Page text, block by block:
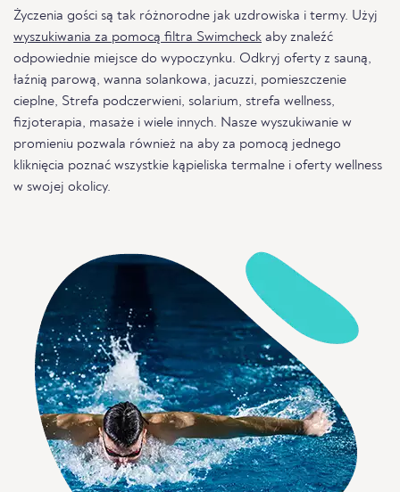
Życzenia gości są tak różnorodne jak uzdrowiska i termy. Użyj
wyszukiwania za pomocą filtra Swimcheck aby znaleźć
odpowiednie miejsce do wypoczynku. Odkryj oferty z sauną,
łaźnią parową, wanna solankowa, jacuzzi, pomieszczenie
cieplne, Strefa podczerwieni, solarium, strefa wellness,
fizjoterapia, masaże i wiele innych. Nasze wyszukiwanie w
promieniu pozwala również na aby za pomocą jednego
kliknięcia poznać wszystkie kąpieliska termalne i oferty wellness
w swojej okolicy.